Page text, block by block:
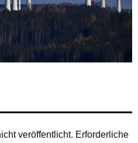
veröffentlicht. Erforderliche